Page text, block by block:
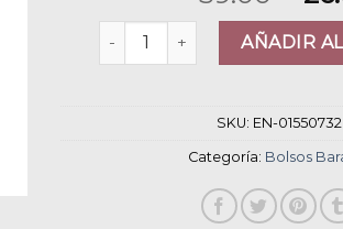
bolsos baratos cantidad
AÑADIR
SKU: EN-01550732
Categoría: Bolsos